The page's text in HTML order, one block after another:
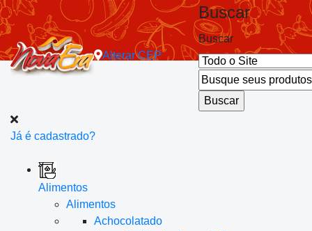
AlterarCEP
Buscar
Buscar
Já é cadastrado?
Alimentos
Alimentos
Achocolatado